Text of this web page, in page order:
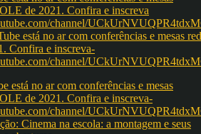
de 2021. Confira e inscreva
channel/
está no ar com conferências e mesas
de 2021. Confira e inscreva-
channel/